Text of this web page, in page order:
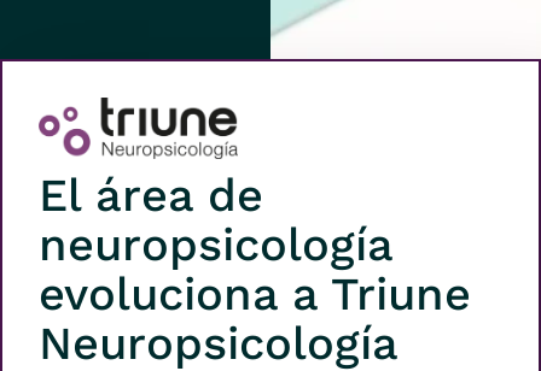
El área de
neuropsicología
evoluciona a Triune
Neuropsicología